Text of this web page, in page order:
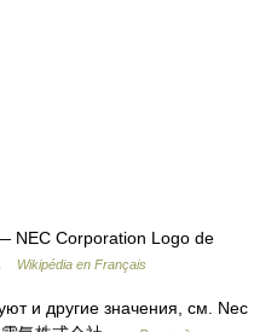
NEC Corporation Logo de
Wikipédia en Français
и другие значения, см. Nec